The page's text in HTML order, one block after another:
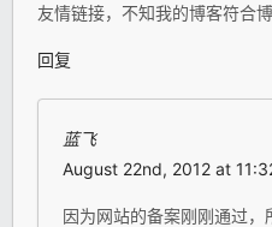
友情链接，不知我的博客符合
回复
蓝飞
August 22nd, 2012 at
因为网站的备案刚刚通过